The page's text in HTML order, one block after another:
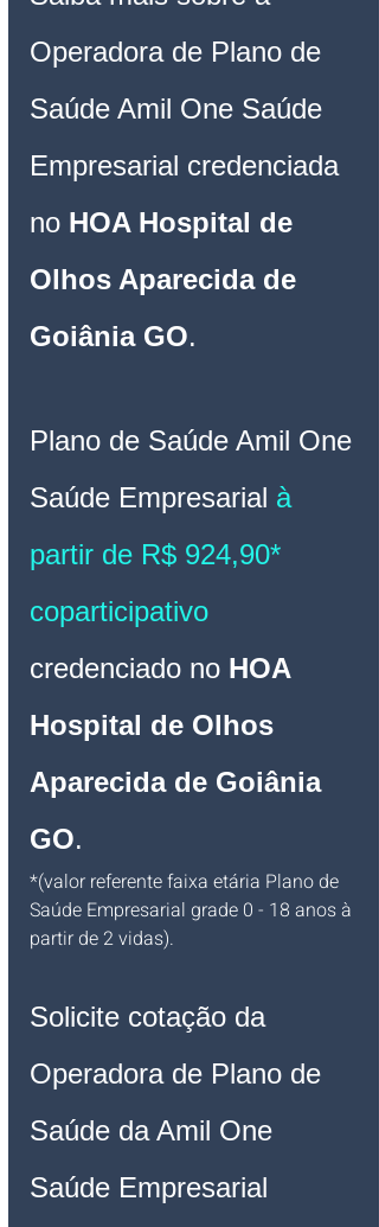
Operadora de Plano de
Saúde Amil One Saúde
Empresarial credenciada
no HOA Hospital de
Olhos Aparecida de
Goiânia GO.
Plano de Saúde Amil One
Saúde Empresarial à
partir de R$ 924,90*
coparticipativo
credenciado no HOA
Hospital de Olhos
Aparecida de Goiânia
GO.
*(valor referente faixa etária Plano de
Saúde Empresarial grade 0 - 18 anos à
partir de 2 vidas).
Solicite cotação da
Operadora de Plano de
Saúde da Amil One
Saúde Empresarial